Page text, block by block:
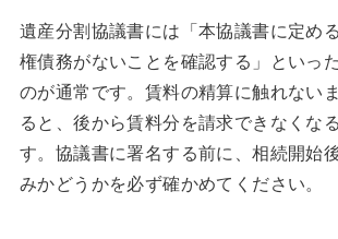
遺産分割協議書には「本協議書に定め
権債務がないことを確認する」といっ
のが通常です。賃料の精算に触れない
ると、後から賃料分を請求できなくな
す。協議書に署名する前に、相続開始
みかどうかを必ず確かめてください。